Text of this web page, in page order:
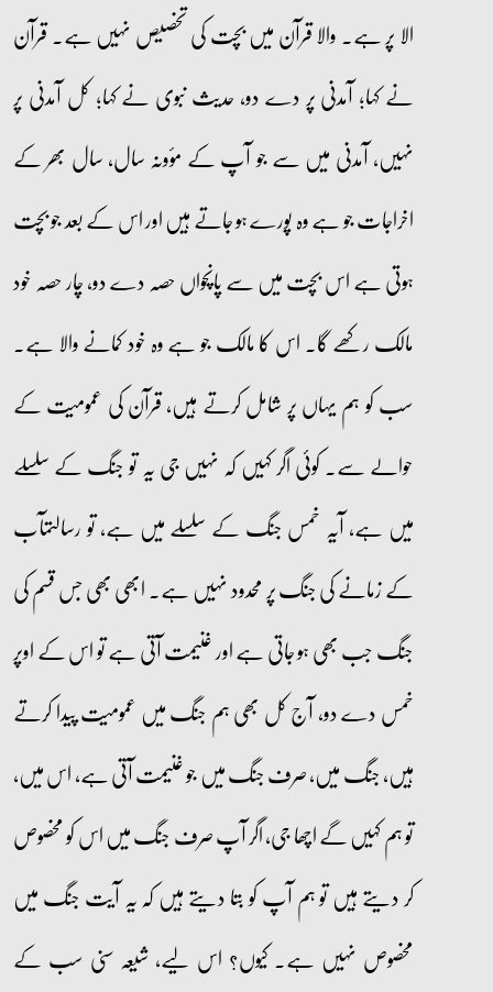
الا پر ہے۔ والا قرآن میں بچت کی تخصیص نہیں ہے۔ قرآن
نے کہا؛ آمدنی پر دے دو، حدیث نبوی نے کہا؛ کل آمدنی پر
نہیں، آمدنی میں سے جو آپ کے مؤونہ سال، سال بھر کے
اخراجات جو ہے وہ پورے ہو جاتے ہیں اور اس کے بعد جو بچت
ہوتی ہے اس بچت میں سے پانچواں حصہ دے دو، چار حصہ خود
مالک رکھے گا۔ اس کا مالک جو ہے وہ خود کمانے والا ہے۔
سب کو ہم یہاں پر شامل کرتے ہیں، قرآن کی عمومیت کے
حوالے سے۔ کوئی اگر کہیں کہ نہیں جی یہ تو جنگ کے سلسلے
میں ہے، آیہ خمس جنگ کے سلسلے میں ہے، تو رسالتمآب
کے زمانے کی جنگ پر محدود نہیں ہے۔ ابھی بھی جس قسم کی
جنگ جب بھی ہو جاتی ہے اور غنیمت آتی ہے تو اس کے اوپر
خمس دے دو، آج کل بھی ہم جنگ میں عمومیت پیدا کرتے
ہیں، جنگ میں، صرف جنگ میں جو غنیمت آتی ہے، اس میں،
تو ہم کہیں گے اچھا جی، اگر آپ صرف جنگ میں اس کو مخصوص
کر دیتے ہیں تو ہم آپ کو بتا دیتے ہیں کہ یہ آیت جنگ میں
مخصوص نہیں ہے۔ کیوں؟ اس لیے، شیعہ سنی سب کے